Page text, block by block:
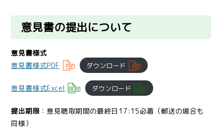
意見書の提出について
意見書様式
意見書様式PDF
ダウンロード
意見書様式Excel ダウンロード
提出期限 ：意見聴取期間の最終日17:15必着（郵送の場合も
同様）